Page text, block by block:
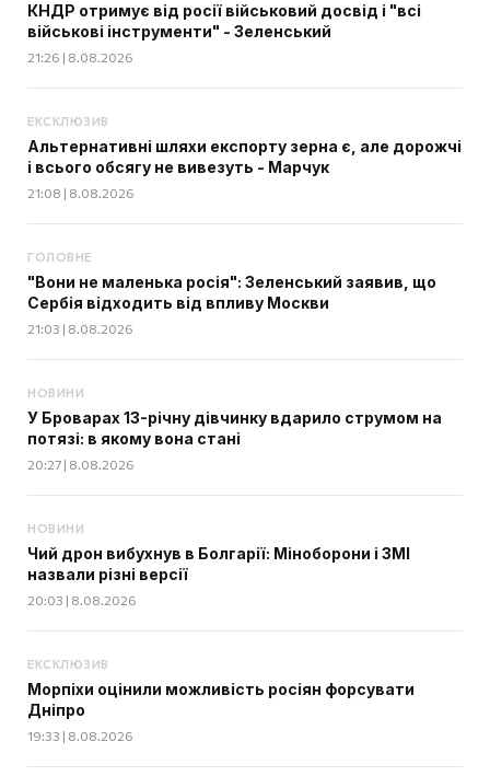
КНДР отримує від росії військовий досвід і "всі
військові інструменти" - Зеленський
21:26 | 8.08.2026
ЕКСКЛЮЗИВ
Альтернативні шляхи експорту зерна є, але дорожчі
і всього обсягу не вивезуть - Марчук
21:08 | 8.08.2026
ГОЛОВНЕ
"Вони не маленька росія": Зеленський заявив, що
Сербія відходить від впливу Москви
21:03 | 8.08.2026
НОВИНИ
У Броварах 13-річну дівчинку вдарило струмом на
потязі: в якому вона стані
20:27 | 8.08.2026
НОВИНИ
Чий дрон вибухнув в Болгарії: Міноборони і ЗМІ
назвали різні версії
20:03 | 8.08.2026
ЕКСКЛЮЗИВ
Морпіхи оцінили можливість росіян форсувати
Дніпро
19:33 | 8.08.2026